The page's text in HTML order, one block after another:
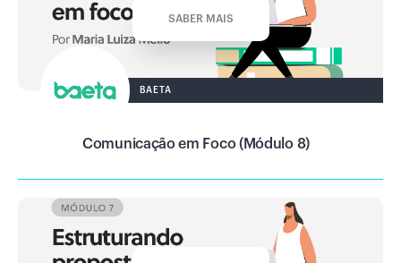
BAETA
SABER MAIS
Comunicação em Foco (Módulo 8)